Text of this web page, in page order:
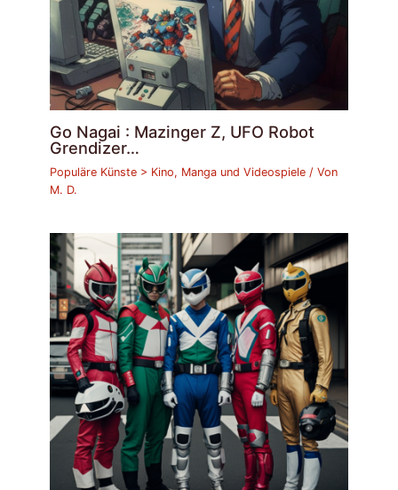
Go Nagai : Mazinger Z, UFO Robot
Grendizer…
Populäre Künste > Kino, Manga und Videospiele / Von
M. D.